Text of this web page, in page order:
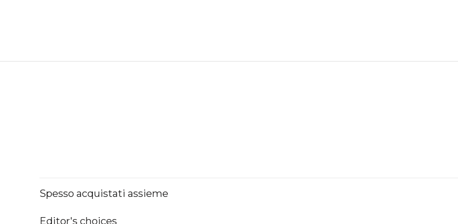
Spesso acquistati assieme
Editor's choices